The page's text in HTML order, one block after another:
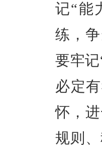
记“能
练，
要牢
必定
怀，
规则